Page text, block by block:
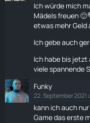
Ich würde mich
Mädels freuen
etwas mehrGeld
Ich gebe auch
Ich habe bis jetzt
viele spannende
Funky
22. September 2021
kann ich auch
Game das erste